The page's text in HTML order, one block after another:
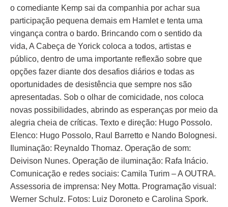
o comediante Kemp sai da companhia por achar sua
participação pequena demais em Hamlet e tenta uma
vingança contra o bardo. Brincando com o sentido da
vida, A Cabeça de Yorick coloca a todos, artistas e
público, dentro de uma importante reflexão sobre que
opções fazer diante dos desafios diários e todas as
oportunidades de desistência que sempre nos são
apresentadas. Sob o olhar de comicidade, nos coloca
novas possibilidades, abrindo as esperanças por meio da
alegria cheia de críticas. Texto e direção: Hugo Possolo.
Elenco: Hugo Possolo, Raul Barretto e Nando Bolognesi.
Iluminação: Reynaldo Thomaz. Operação de som:
Deivison Nunes. Operação de iluminação: Rafa Inácio.
Comunicação e redes sociais: Camila Turim – A OUTRA.
Assessoria de imprensa: Ney Motta. Programação visual:
Werner Schulz. Fotos: Luiz Doroneto e Carolina Spork.